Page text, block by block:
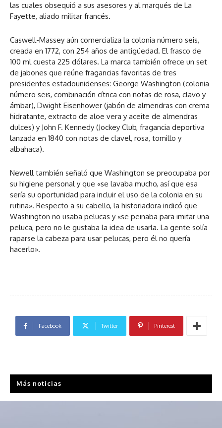
las cuales obsequió a sus asesores y al marqués de La
Fayette, aliado militar francés.
Caswell-Massey aún comercializa la colonia número seis,
creada en 1772, con 254 años de antigüedad. El frasco de
100 ml cuesta 225 dólares. La marca también ofrece un set
de jabones que reúne fragancias favoritas de tres
presidentes estadounidenses: George Washington (colonia
número seis, combinación cítrica con notas de rosa, clavo y
ámbar), Dwight Eisenhower (jabón de almendras con crema
hidratante, extracto de aloe vera y aceite de almendras
dulces) y John F. Kennedy (Jockey Club, fragancia deportiva
lanzada en 1840 con notas de clavel, rosa, tomillo y
albahaca).
Newell también señaló que Washington se preocupaba por
su higiene personal y que «se lavaba mucho, así que esa
sería su oportunidad para incluir el uso de la colonia en su
rutina». Respecto a su cabello, la historiadora indicó que
Washington no usaba pelucas y «se peinaba para imitar una
peluca, pero no le gustaba la idea de usarla. La gente solía
raparse la cabeza para usar pelucas, pero él no quería
hacerlo».
Facebook Twitter Pinterest
Más noticias